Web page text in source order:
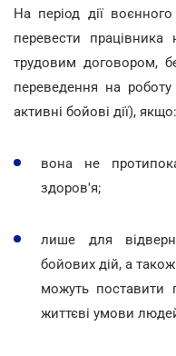
На період дії
перевести
трудовим договором,
переведення на
активні бойові дії), якщо:
вона не
здоров'я;
лише для
бойових дій, а
можуть поставити
життєві умови